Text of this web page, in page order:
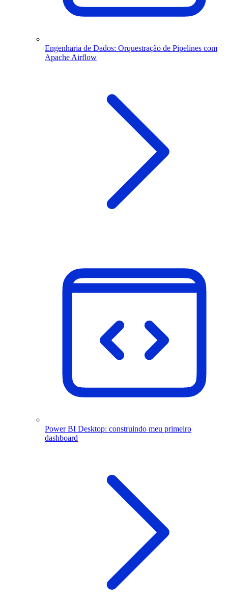
Engenharia de Dados: Orquestração de Pipelines com
Apache Airflow
Power BI Desktop: construindo meu primeiro
dashboard